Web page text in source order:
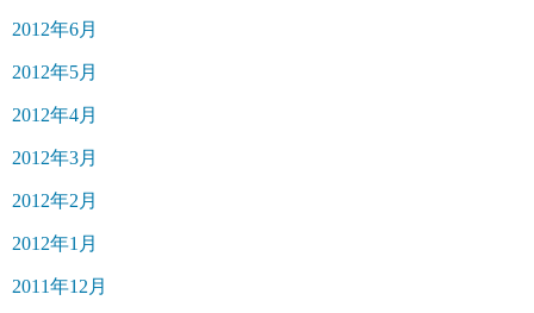
2012年6月
2012年5月
2012年4月
2012年3月
2012年2月
2012年1月
2011年12月